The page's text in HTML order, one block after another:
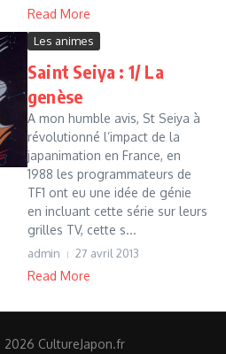
Read More
Les animes
Saint Seiya : 1/ La
genèse
A mon humble avis, St Seiya à
révolutionné l’impact de la
japanimation en France, en
1988 les programmateurs de
TF1 ont eu une idée de génie
en incluant cette série sur leurs
grilles TV, cette s...
admin 27 avril 2013
Read More